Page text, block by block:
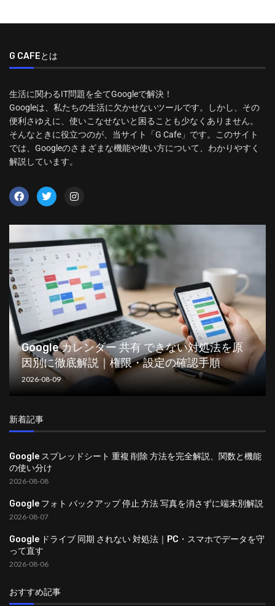
G CAFEとは
生活に関わるIT問題を全てGoogleで解決！
Googleは、私たちの生活に欠かせないツールです。しかし、その
便利さゆえに、使いこなせないと困ることも少なくありません。
そんなときに役立つのが、当サイト「G Cafe」です。このサイト
では、Googleのさまざまな機能や使い方について、わかりやすく
解説しています。
Google カレンダー 共有 できない対処法を原
因別に徹底解説｜権限・設定の確認手順
2026-08-09
新着記事
Google スプレッドシート 重複 削除 方法を完全解説、関数と機能
の使い分け
2026-08-08
Google フォト バックアップ 停止 方法 写真を消さずに端末別解説
2026-08-07
Google ドライブ 同期 されない 対処法｜PC・スマホでデータを守
って直す
2026-08-06
おすすめ記事